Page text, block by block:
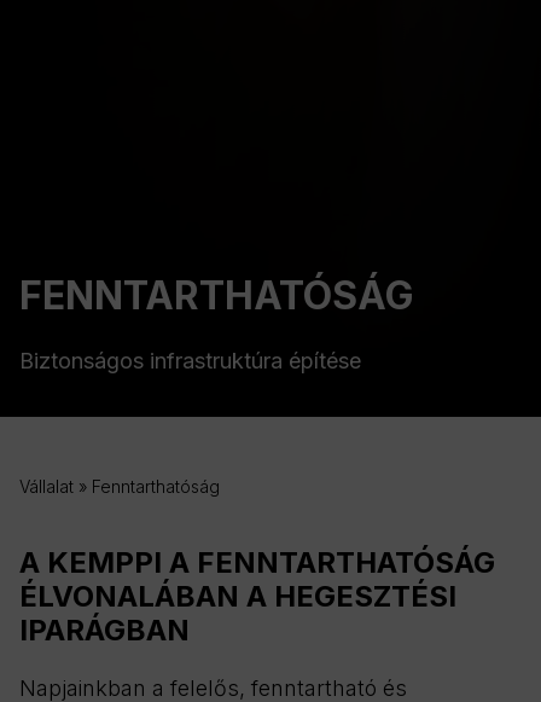
FENNTARTHATÓSÁG
Biztonságos infrastruktúra építése
Vállalat » Fenntarthatóság
A KEMPPI A FENNTARTHATÓSÁG
ÉLVONALÁBAN A HEGESZTÉSI
IPARÁGBAN
Napjainkban a felelős, fenntartható és